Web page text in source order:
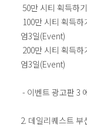
50만 시티 획득하
100만 시티 획득
엄3일(Event)
200만 시티 획득
엄3일(Event)
- 이벤트 광고판 3
2. 데일리퀘스트 부